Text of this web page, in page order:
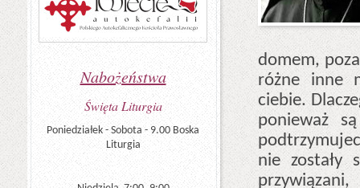
Nabożeństwa
Święta Liturgia
Poniedziałek - Sobota - 9.00 Boska
Liturgia
domem,
różne inne
ciebie.
ponieważ
nie zostały